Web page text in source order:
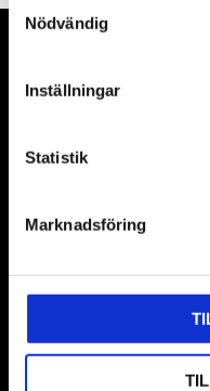
Nödvändig
Inställningar
Statistik
Marknadsföring
Våra främsta
& däckmaskiner och
gärna om vad som